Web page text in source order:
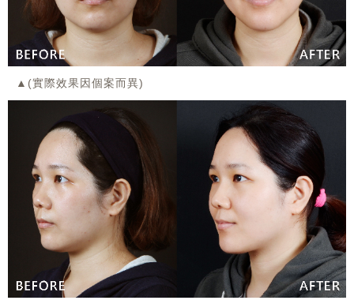
▲(實際效果因個案而異)